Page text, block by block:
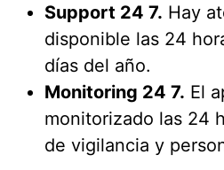
Support 24 7. Hay
disponible las 24
días del año.
Monitoring 24 7. El
monitorizado las 24
de vigilancia y